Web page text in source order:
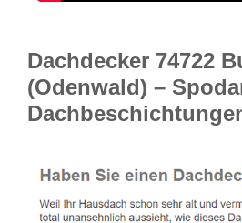
Dachdecker 74722
(Odenwald) –